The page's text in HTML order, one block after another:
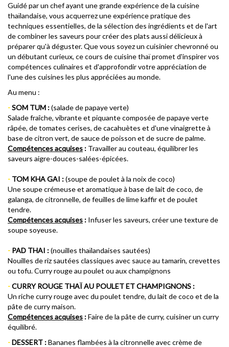
Guidé par un chef ayant une grande expérience de la cuisine
thaïlandaise, vous acquerrez une expérience pratique des
techniques essentielles, de la sélection des ingrédients et de l'art
de combiner les saveurs pour créer des plats aussi délicieux à
préparer qu'à déguster. Que vous soyez un cuisinier chevronné ou
un débutant curieux, ce cours de cuisine thaï promet d'inspirer vos
compétences culinaires et d'approfondir votre appréciation de
l'une des cuisines les plus appréciées au monde.
Au menu :
-SOM TUM :(salade de papaye verte)
Salade fraîche, vibrante et piquante composée de papaye verte
râpée, de tomates cerises, de cacahuètes et d'une vinaigrette à
base de citron vert, de sauce de poisson et de sucre de palme.
Compétences acquises : Travailler au couteau, équilibrer les
saveurs aigre-douces-salées-épicées.
- TOM KHA GAI :(soupe de poulet à la noix de coco)
Une soupe crémeuse et aromatique à base de lait de coco, de
galanga, de citronnelle, de feuilles de lime kaffir et de poulet
tendre.
Compétences acquises : Infuser les saveurs, créer une texture de
soupe soyeuse.
- PAD THAI :(nouilles thaïlandaises sautées)
Nouilles de riz sautées classiques avec sauce au tamarin, crevettes
ou tofu. Curry rouge au poulet ou aux champignons
-CURRY ROUGE THAÏ AU POULET ET CHAMPIGNONS :
Un riche curry rouge avec du poulet tendre, du lait de coco et de la
pâte de curry maison.
Compétences acquises :Faire de la pâte de curry, cuisiner un curry
équilibré.
-DESSERT :Bananes flambées à la citronnelle avec crème de